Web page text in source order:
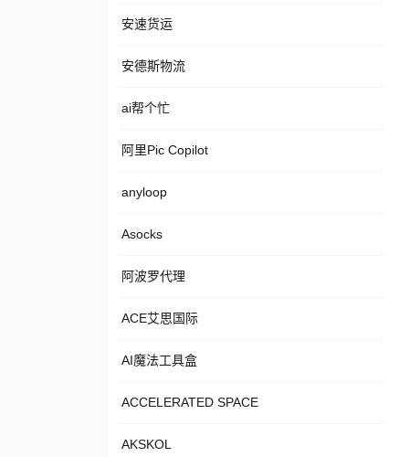
安速货运
安德斯物流
ai帮个忙
阿里Pic Copilot
anyloop
Asocks
阿波罗代理
ACE艾思国际
AI魔法工具盒
ACCELERATED SPACE
AKSKOL